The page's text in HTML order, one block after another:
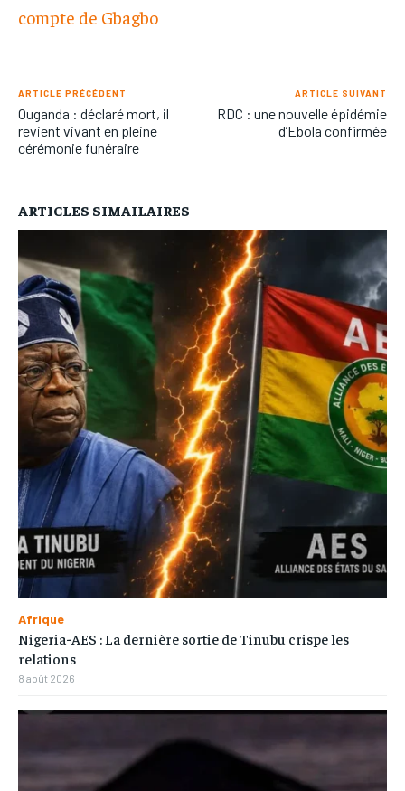
compte de Gbagbo
ARTICLE PRÉCÉDENT
Ouganda : déclaré mort, il
revient vivant en pleine
cérémonie funéraire
ARTICLE SUIVANT
RDC : une nouvelle épidémie
d’Ebola confirmée
ARTICLES SIMAILAIRES
Afrique
Nigeria-AES : La dernière sortie de Tinubu crispe les
relations
8 août 2026